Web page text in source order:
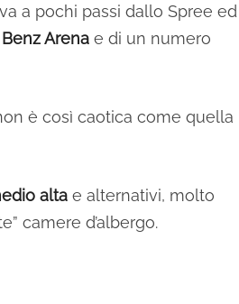
a pochi passi dallo Spree ed
Arena e di un numero
è così caotica come quella
alta e alternativi, molto
camere d’albergo.